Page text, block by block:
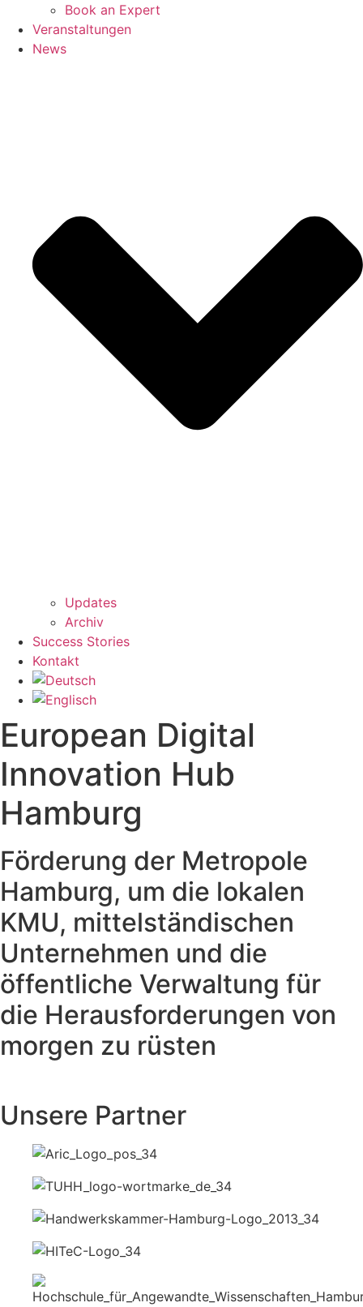
Book an Expert
Veranstaltungen
News
Updates
Archiv
Success Stories
Kontakt
European Digital
Innovation Hub
Hamburg
Förderung der Metropole
Hamburg, um die lokalen
KMU, mittelständischen
Unternehmen und die
öffentliche Verwaltung für
die Herausforderungen von
morgen zu rüsten
Unsere Partner